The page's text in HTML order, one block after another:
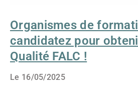
Organismes de
candidatez pour
Qualité FALC !
Le 16/05/2025